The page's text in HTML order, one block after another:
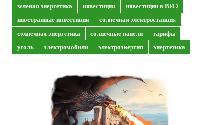
зеленая энергетика
инвестиции
инвестиции в ВИЭ
иностранные инвестиции
солнечная электростанция
солнечная энергетика
солнечные панели
тарифы
уголь
электромобили электроэнергия энергетика